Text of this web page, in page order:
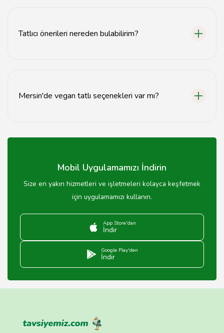
Tatlıcı önerileri nereden bulabilirim?
Mersin'de vegan tatlı seçenekleri var mı?
seçenekleri bulunmaktadır.
Mobil Uygulamamızı İndirin
Size en yakın hizmetleri ve işletmeleri kolayca keşfetmek
için uygulamamızı kullanın.
App Store'dan
İndir
Google Play'den
İndir